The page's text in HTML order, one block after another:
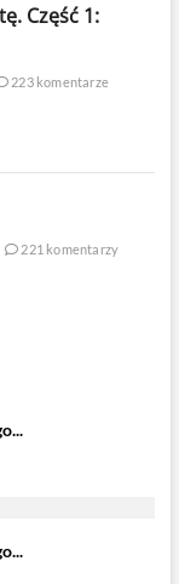
Część 1:
223 komentarze
221 komentarzy